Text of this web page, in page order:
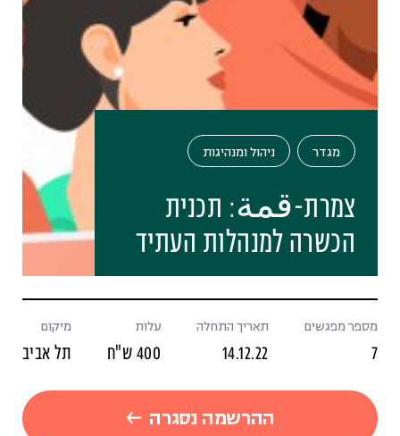
מגדר ניהול ומנהיגות
צמרת-قمة: תכנית
הכשרה למנהלות העתיד
מספר מפגשים
7
תאריך התחלה
14.12.22
עלות
400 ש"ח
מיקום
תל אביב
ההרשמה נסגרה